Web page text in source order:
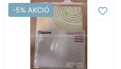
-5% AKCIÓ